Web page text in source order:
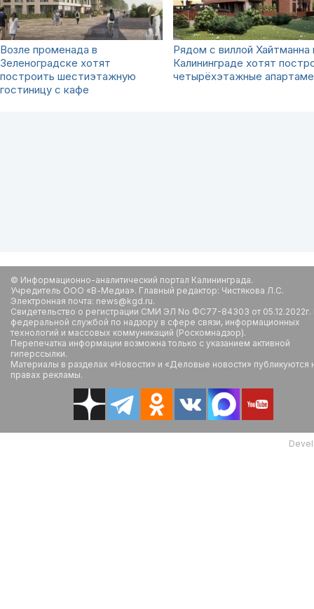
Возле променада в
Зеленоградске хотят
построить шестиэтажную
гостиницу с кафе
Рядом с виллой Хайтманна
Калининграде хотят
четырёхэтажные
© Информационно-аналитический портал Калининграда.
Учредитель ООО «В-Медиа». Главный редактор: Чистякова Л.С.
Электронная почта: news@kgd.ru.
Свидетельство о регистрации СМИ ЭЛ No ФС77-84303 от
федеральной службой по надзору в сфере связи, информационных
технологий и массовых коммуникаций (Роскомнадзор).
Перепечатка информации возможна только с указанием активной
гиперссылки.
Материалы в разделах «Новости» и «Деловые новости» публикуются
правах рекламы.